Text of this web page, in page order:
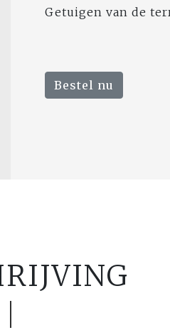
Getuigen van de
Bestel nu